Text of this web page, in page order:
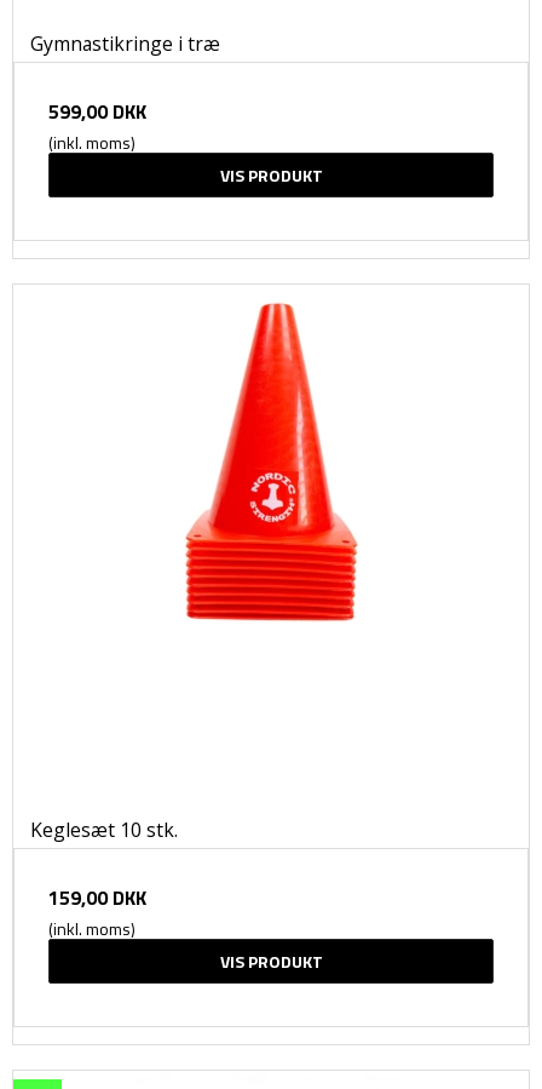
Gymnastikringe i træ
599,00 DKK
(inkl. moms)
VIS PRODUKT
Keglesæt 10 stk.
159,00 DKK
(inkl. moms)
VIS PRODUKT